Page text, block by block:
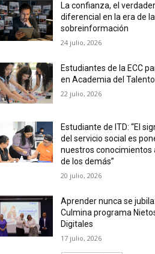
La confianza, el
diferencial en la era de la
sobreinformación
24 julio, 2026
Estudiantes de la ECC
en Academia del
22 julio, 2026
Estudiante de ITD: “El
del servicio social es
nuestros conocimientos
de los demás”
20 julio, 2026
Aprender nunca se jubila:
Culmina programa
Digitales
17 julio, 2026